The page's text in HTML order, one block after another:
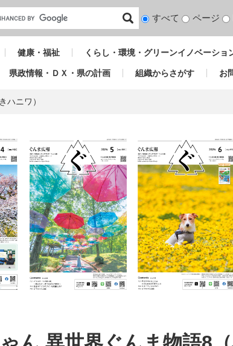
本文へ
検
対
すべて ページ
健康・福祉 くらし・環境・グリーンイノベーショ
県政情報・ＤＸ・県の計画 組織からさがす お
ハニワ）